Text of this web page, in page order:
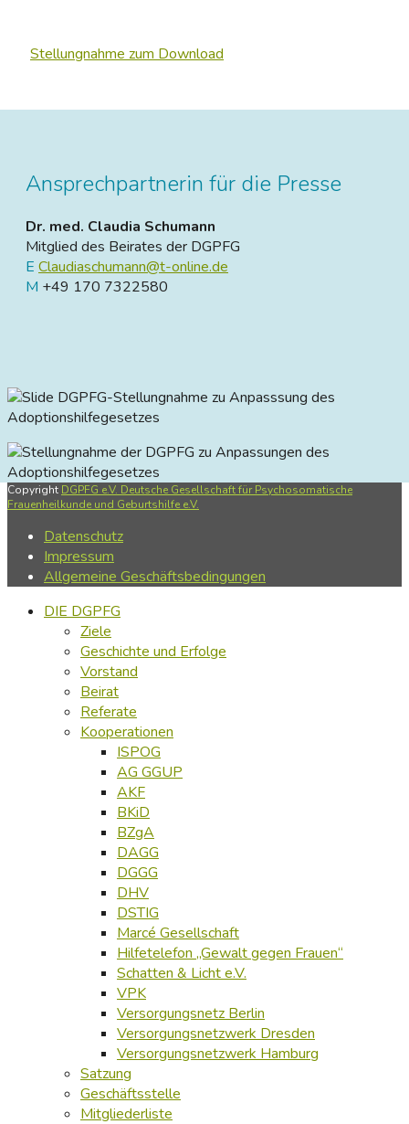
Stellungnahme zum Download
Ansprechpartnerin für die Presse
Dr. med. Claudia Schumann
Mitglied des Beirates der DGPFG
E Claudiaschumann@t-online.de
M +49 170 7322580
DGPFG-Stellungnahme zu Anpasssung des
Adoptionshilfegesetzes
Copyright DGPFG e.V. Deutsche Gesellschaft für Psychosomatische
Frauenheilkunde und Geburtshilfe e.V.
Datenschutz
Impressum
Allgemeine Geschäftsbedingungen
DIE DGPFG
Ziele
Geschichte und Erfolge
Vorstand
Beirat
Referate
Kooperationen
ISPOG
AG GGUP
AKF
BKiD
BZgA
DAGG
DGGG
DHV
DSTIG
Marcé Gesellschaft
Hilfetelefon „Gewalt gegen Frauen“
Schatten & Licht e.V.
VPK
Versorgungsnetz Berlin
Versorgungsnetzwerk Dresden
Versorgungsnetzwerk Hamburg
Satzung
Geschäftsstelle
Mitgliederliste